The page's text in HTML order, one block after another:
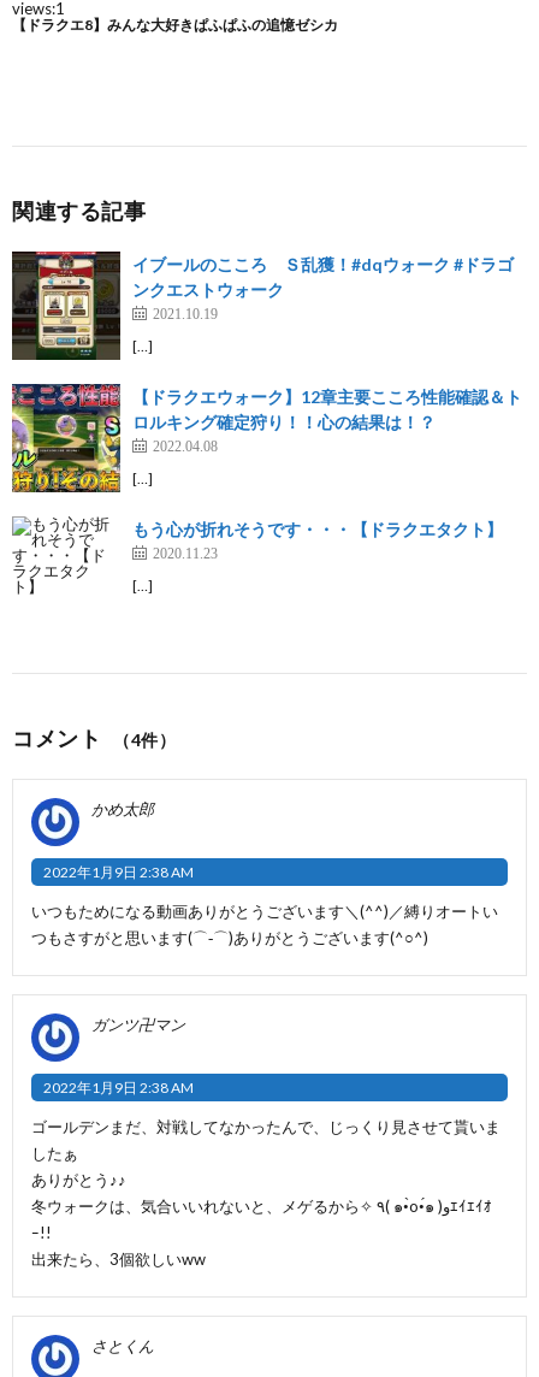
関連する記事
イブールのこころ Ｓ乱獲！#dqウォーク #ドラゴ
ンクエストウォーク
2021.10.19
[…]
【ドラクエウォーク】12章主要こころ性能確認＆ト
ロルキング確定狩り！！心の結果は！？
2022.04.08
[…]
もう心が折れそうです・・・【ドラクエタクト】
2020.11.23
[…]
コメント （4件）
かめ太郎
2022年1月9日 2:38 AM
いつもためになる動画ありがとうございます＼(^^)／縛りオートい
つもさすがと思います(⌒‐⌒)ありがとうございます(^○^)
ガンツ卍マン
2022年1月9日 2:38 AM
ゴールデンまだ、対戦してなかったんで、じっくり見させて貰いま
したぁ
ありがとう♪♪
冬ウォークは、気合いいれないと、メゲるから✧ ٩( ๑•̀o•́๑ )وｴｲｴｲｵ
ｰ!!
出来たら、3個欲しいww
さとくん